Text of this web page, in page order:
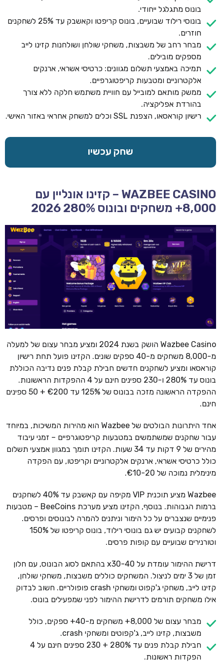
בונוס מתגלגל ייחודי.
בונוסי רילוד שבועיים, בונוס קריפטו וקאשבק עד 25% לשחקנים
חוזרים.
מבחר רחב של משבצות, משחקי שולחן ושולחנות קזינו לייב
מספקים מובילים.
תמיכה באמצעי תשלום מגוונים: כרטיסי אשראי, ארנקים
אלקטרוניים ומטבעות קריפטוגרפיים.
ממשק מותאם למובייל עם חוויית משתמש חלקה ללא צורך
בהורדת אפליקציה.
רישיון קוראסאו, הצפנת SSL וכלים למשחק אחראי באזור האישי.
שחק עכשיו
WAZBEE CASINO – קזינו אונליין עם
8,000+ משחקים ובונוס 280% 2026
Wazbee Casino הושק בשנת 2024 ומציע מבחר עצום של למעלה
מ-8,000 משחקים מ-40 ספקים שונים. הקזינו פועל תחת רישיון
קוראסאו ומציע לשחקנים חדשים חבילת קבלת פנים נדיבה הכוללת
בונוס עד 280% ו-230 ספינים חינם על 4 ההפקדות הראשונות.
ההפקדה הראשונה מזכה בבונוס של 125% עד €200 + 50 ספינים
חינם.
אחד היתרונות הבולטים של Wazbee הוא מהירות המשיכות, במיוחד
עבור שחקנים שמשתמשים במטבעות קריפטוגרפיים – זמני עיבוד
מהירים של 9 דקות עד 34 שעות. הקזינו תומך במגוון אמצעי תשלום
כולל כרטיסי אשראי, ארנקים אלקטרוניים וקריפטו, עם הפקדה
מינימלית נמוכה של €10-20.
Wazbee מציע תוכנית VIP מקיפה עם קאשבק עד 40% לשחקנים
ברמות הגבוהות. בנוסף, הקזינו מציע מערכת BeeCoins – מטבעות
פנימיים שנצברים על כל הימור וניתנים להמרה לבונוסים ופרסים.
לשחקנים קבועים יש גם בונוסי רילוד, בונוס קריפטו של 150%
וטורנירים שבועיים עם קופות פרסים.
דרישת ההימור עומדת על x30-40 בהתאם לסוג הבונוס, עם חלון
זמן של 3 ימים לניצול. המשחקים כוללים משבצות, משחקי שולחן,
קזינו לייב, משחקי ג'קפוט ומשחקי crash פופולריים. חשוב לבדוק
אילו משחקים תורמים לדרישת ההימור לפני שמפעילים בונוס.
מבחר עצום של 8,000+ משחקים מ-40+ ספקים, כולל
משבצות, קזינו לייב, ג'קפוטים ומשחקי crash.
חבילת קבלת פנים עד 280% + 230 ספינים חינם על 4
הפקדות ראשונות.